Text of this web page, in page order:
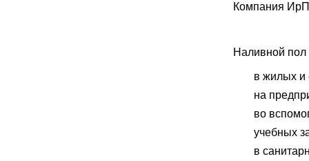
Компания
Наливной пол
в жилых и
на
во
учебных
в